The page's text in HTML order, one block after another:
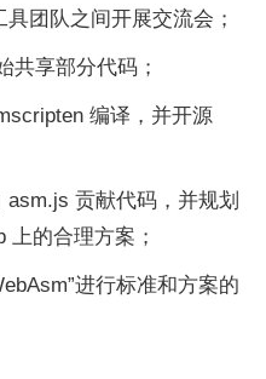
团队之间开展交流会；
共享部分代码；
编译，并开源
贡献代码，并规划
上的合理方案；
进行标准和方案的